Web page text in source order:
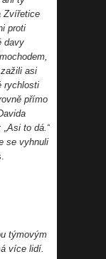
Zvířetice
proti
davy
asi
rychlosti
přímo
to dá.“
se vyhnuli
týmovým
více lidí.